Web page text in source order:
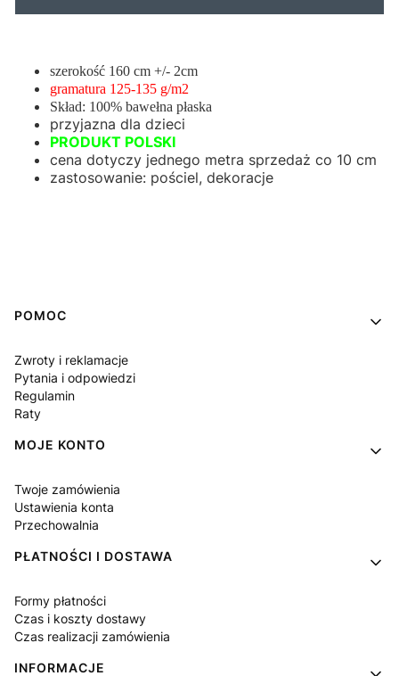
szerokość 160 cm +/- 2cm
gramatura 125-135 g/m2
Skład: 100% bawełna płaska
przyjazna dla dzieci
PRODUKT POLSKI
cena dotyczy jednego metra sprzedaż co 10 cm
zastosowanie: pościel, dekoracje
Linki w stopce
POMOC
Zwroty i reklamacje
Pytania i odpowiedzi
Regulamin
Raty
MOJE KONTO
Twoje zamówienia
Ustawienia konta
Przechowalnia
PŁATNOŚCI I DOSTAWA
Formy płatności
Czas i koszty dostawy
Czas realizacji zamówienia
INFORMACJE